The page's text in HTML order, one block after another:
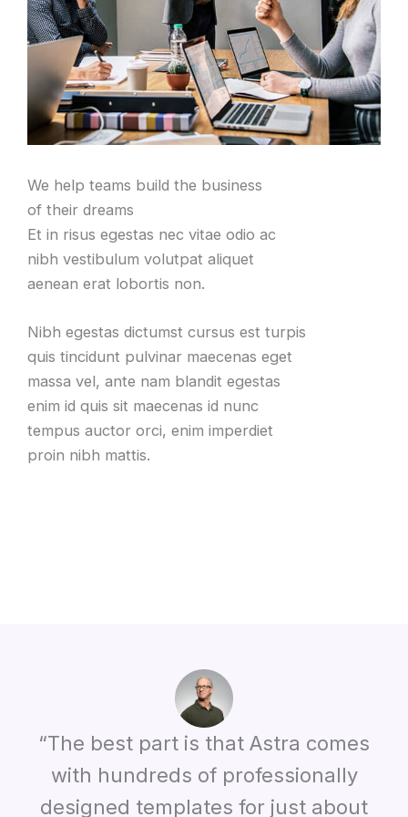
We help teams build the business
of their dreams
Et in risus egestas nec vitae odio ac
nibh vestibulum volutpat aliquet
aenean erat lobortis non.
Nibh egestas dictumst cursus est turpis
quis tincidunt pulvinar maecenas eget
massa vel, ante nam blandit egestas
enim id quis sit maecenas id nunc
tempus auctor orci, enim imperdiet
proin nibh mattis.
“The best part is that Astra comes
with hundreds of professionally
designed templates for just about